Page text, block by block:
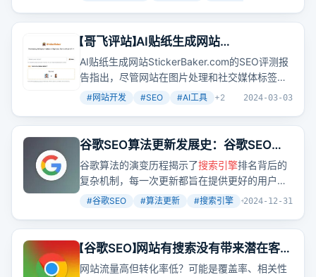
【哥飞评站】AI贴纸生成网站
StickerBaker 的SEO评测报告和改进建
议（4000字）
AI贴纸生成网站StickerBaker.com的SEO评测报
告指出，尽管网站在图片处理和社交媒体标签设
置上表现不错，但在标题、描述、H标签使用等
引擎排名和吸引流量。
#网站开发 #SEO #AI工具 +2 2024-03-03
谷歌SEO算法更新发展史：谷歌SEO优
化排名背后的密码
谷歌算法的演变历程揭示了搜索引擎排名背后的
复杂机制，每一次更新都旨在提供更好的用户体
验。文章概述了从初创期的PageRank到现代期
术。
#谷歌SEO #算法更新 #搜索引擎 +2
2024-12-31
【谷歌SEO】网站有搜索没有带来潜在客户
是怎么办？
网站流量高但转化率低？可能是覆盖率、相关性